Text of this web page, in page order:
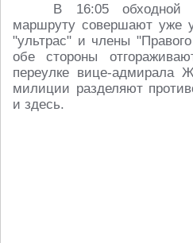
В 16:05
маршруту совершают уже
"ультрас" и члены
обе стороны
переулке вице-адмирала
милиции разделяют
и здесь.